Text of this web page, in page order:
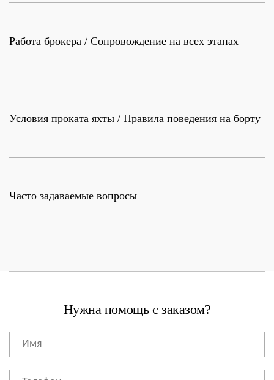
Работа брокера / Сопровождение на всех этапах
Условия проката яхты / Правила поведения на борту
Часто задаваемые вопросы
Нужна помощь с заказом?